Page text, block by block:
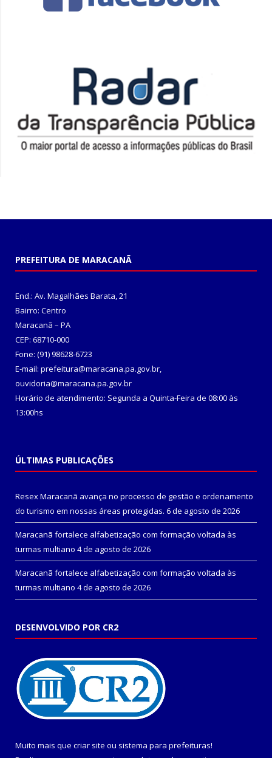
PREFEITURA DE MARACANÃ
End.: Av. Magalhães Barata, 21
Bairro: Centro
Maracanã – PA
CEP: 68710-000
Fone: (91) 98628-6723
E-mail: prefeitura@maracana.pa.gov.br,
ouvidoria@maracana.pa.gov.br
Horário de atendimento: Segunda a Quinta-Feira de 08:00 às
13:00hs
ÚLTIMAS PUBLICAÇÕES
Resex Maracanã avança no processo de gestão e ordenamento
do turismo em nossas áreas protegidas. 6 de agosto de 2026
Maracanã fortalece alfabetização com formação voltada às
turmas multiano 4 de agosto de 2026
Maracanã fortalece alfabetização com formação voltada às
turmas multiano 4 de agosto de 2026
DESENVOLVIDO POR CR2
Muito mais que criar site ou sistema para prefeituras!